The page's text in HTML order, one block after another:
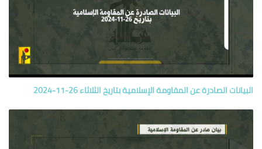
البيانات الصادرة عن المقاومة الإسلامية بتاريخ الثلاثاء 26-11-2024